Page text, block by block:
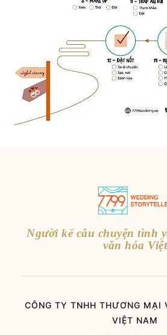
Người kể câu chuyện tình
văn hóa Việt
CÔNG TY TNHH THƯƠNG MẠI
VIỆT NAM